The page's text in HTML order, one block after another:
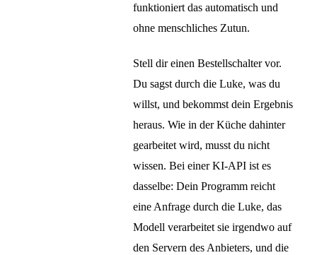
funktioniert das automatisch und
ohne menschliches Zutun.
Stell dir einen Bestellschalter vor.
Du sagst durch die Luke, was du
willst, und bekommst dein Ergebnis
heraus. Wie in der Küche dahinter
gearbeitet wird, musst du nicht
wissen. Bei einer KI-API ist es
dasselbe: Dein Programm reicht
eine Anfrage durch die Luke, das
Modell verarbeitet sie irgendwo auf
den Servern des Anbieters, und die